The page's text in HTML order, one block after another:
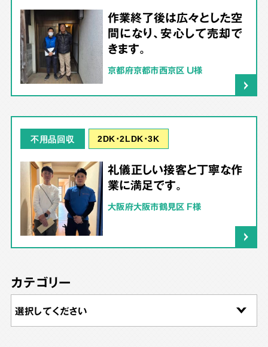
作業終了後は広々とした空
間になり、安心して売却で
きます。
京都府京都市西京区 U様
不用品回収 2DK･2LDK･3K
礼儀正しい接客と丁寧な作
業に満足です。
大阪府大阪市鶴見区 F様
カテゴリー